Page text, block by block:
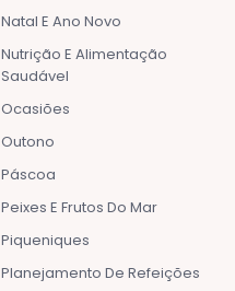
Natal E Ano Novo
Nutrição E Alimentação
Saudável
Ocasiões
Outono
Páscoa
Peixes E Frutos Do Mar
Piqueniques
Planejamento De Refeições